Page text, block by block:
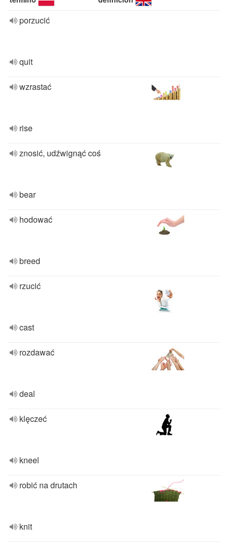
porzucić
quit
wzrastać
rise
znosić, udźwignąć coś
bear
hodować
breed
rzucić
cast
rozdawać
deal
klęczeć
kneel
robić na drutach
knit